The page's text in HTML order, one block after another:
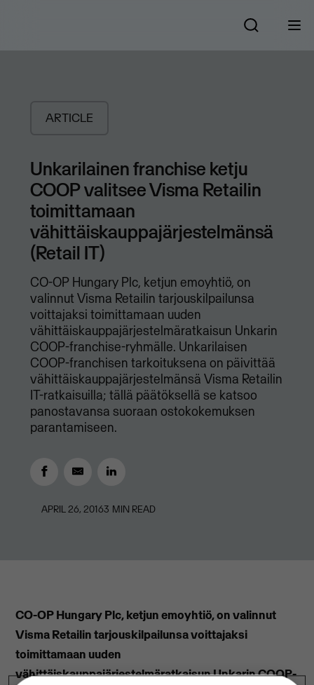
ARTICLE
Unkarilainen franchise ketju
COOP valitsee Visma Retailin
toimittamaan
vähittäiskauppajärjestelmänsä
(Retail IT)
​CO-OP Hungary Plc, ketjun emoyhtiö, on
valinnut Visma Retailin tarjouskilpailunsa
voittajaksi toimittamaan uuden
vähittäiskauppajärjestelmäratkaisun Unkarin
COOP-franchise-ryhmälle. Unkarilaisen
COOP-franchisen tarkoituksena on päivittää
vähittäiskauppajärjestelmänsä Visma Retailin
IT-ratkaisuilla; tällä päätöksellä se katsoo
panostavansa suoraan ostokokemuksen
parantamiseen.
APRIL 26, 20163 MIN READ
CO-OP Hungary Plc, ketjun emoyhtiö, on valinnut
Visma Retailin tarjouskilpailunsa voittajaksi
toimittamaan uuden
vähittäiskauppajärjestelmäratkaisun Unkarin COOP-